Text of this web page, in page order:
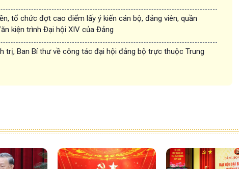
tổ chức đợt cao điểm lấy ý kiến cán bộ, đảng viên, quần
kiện trình Đại hội XIV của Đảng
trị, Ban Bí thư về công tác đại hội đảng bộ trực thuộc Trung